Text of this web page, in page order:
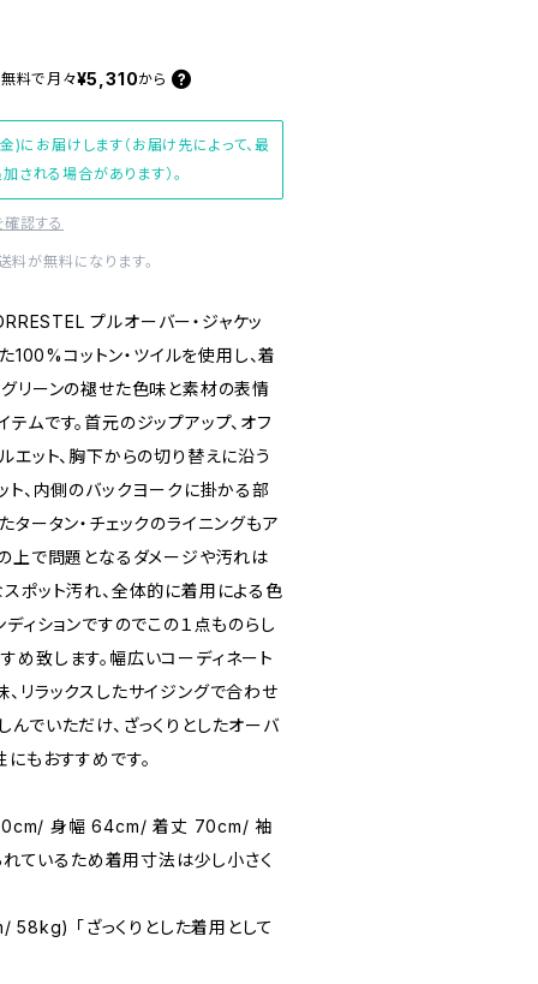
料で月々¥5,310から
にお届けします（お届け先によって、最
される場合があります）。
認する
が無料になります。
プルオーバー・ジャケッ
100%コットン・ツイルを使用し、着
リーンの褪せた色味と素材の表情
ムです。首元のジップアップ、オフ
エット、胸下からの切り替えに沿う
ト、内側のバックヨークに掛かる部
タータン・チェックのライニングもア
上で問題となるダメージや汚れは
ポット汚れ、全体的に着用による色
ィションですのでこの１点ものらし
め致します。幅広いコーディネート
リラックスしたサイジングで合わせ
でいただけ、ざっくりとしたオーバ
もおすすめです。
身幅 64cm/ 着丈 70cm/ 袖
ているため着用寸法は少し小さく
「ざっくりとした着用として